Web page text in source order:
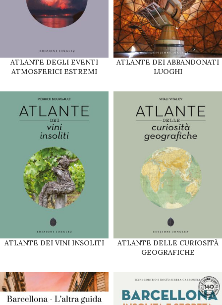
ATLANTE DEGLI EVENTI
ATMOSFERICI ESTREMI
ATLANTE DEI ABBANDONATI
LUOGHI
ATLANTE DEI VINI INSOLITI
ATLANTE DELLE CURIOSITÀ
GEOGRAFICHE